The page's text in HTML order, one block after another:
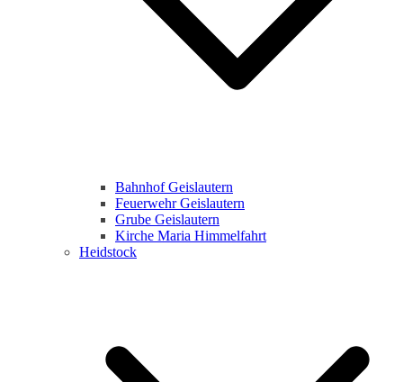
Bahnhof Geislautern
Feuerwehr Geislautern
Grube Geislautern
Kirche Maria Himmelfahrt
Heidstock